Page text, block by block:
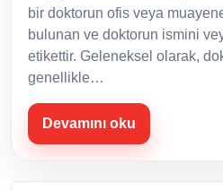
bir doktorun ofis veya
bulunan ve doktorun ismini
etikettir. Geleneksel olarak,
genellikle…
Devamını oku